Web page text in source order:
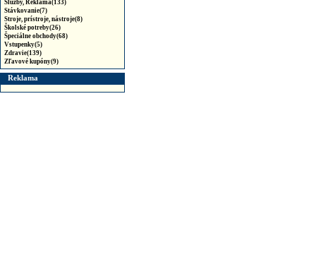
Služby, Reklama(133)
Stávkovanie(7)
Stroje, prístroje, nástroje(8)
Školské potreby(26)
Špeciálne obchody(68)
Vstupenky(5)
Zdravie(139)
Zľavové kupóny(9)
Reklama